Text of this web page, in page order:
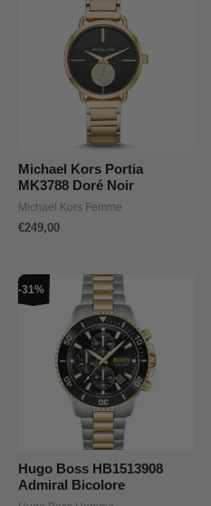
Michael Kors Portia
MK3788 Doré Noir
Michael Kors Femme
€249,00
-31%
Hugo Boss HB1513908
Admiral Bicolore
prix
initial
était :
€479,00.
Le
prix
actuel
est :
€329,00.